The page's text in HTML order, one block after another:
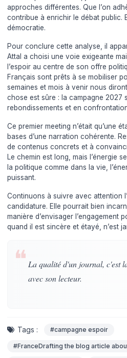
approches différentes. Que l’on
contribue à enrichir le débat public.
démocratie.
Pour conclure cette analyse, il
Attal a choisi une voie exigeante
l’espoir au centre de son offre
Français sont prêts à se mobiliser
semaines et mois à venir nous
chose est sûre : la campagne 2027
rebondissements et en
Ce premier meeting n’était qu’une
bases d’une narration cohérente.
de contenus concrets et à
Le chemin est long, mais l’énergie
la politique comme dans la vie,
puissant.
Continuons à suivre avec attention
candidature. Elle pourrait bien
manière d’envisager l’engagement
quand il est sincère et étayé, n’est
❝ La qualité d'un journal, c'est
avec son lecteur.
Tags : #campagne espoir
#FranceDrafting the blog article